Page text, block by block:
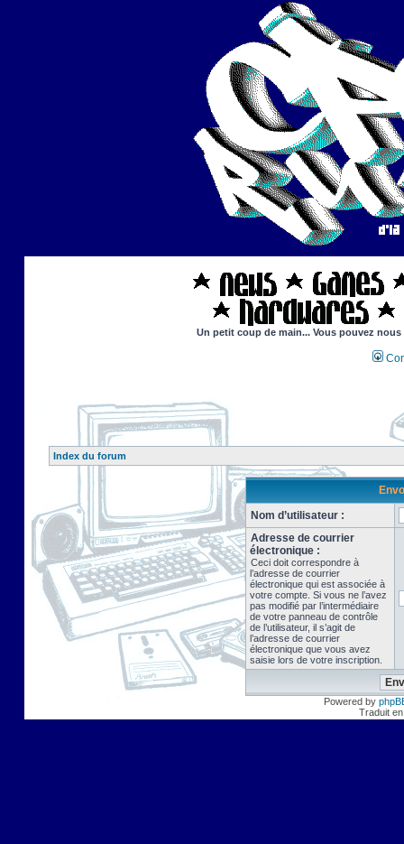
Un petit coup de main... Vous pouvez
Index du forum
Nom d’utilisateur :
Adresse de courrier
électronique :
Ceci doit correspondre à
l’adresse de courrier
électronique qui est associée à
votre compte. Si vous ne l’avez
pas modifié par l’intermédiaire
de votre panneau de contrôle
de l’utilisateur, il s’agit de
l’adresse de courrier
électronique que vous avez
saisie lors de votre inscription.
Powered by
Traduit